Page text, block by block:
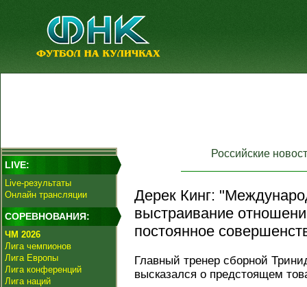
LIVE:
Live-результаты
Онлайн трансляции
СОРЕВНОВАНИЯ:
ЧМ 2026
Лига чемпионов
Лига Европы
Лига конференций
Лига наций
Российские
Дерек Кинг:
выстраивание
постоянное
Главный тренер сборной
высказался о предстоящем